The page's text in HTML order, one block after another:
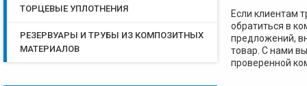
Если клиентам
обратиться в
предложений,
товар. С нами
проверенной
ТОРЦЕВЫЕ УПЛОТНЕНИЯ
РЕЗЕРВУАРЫ И ТРУБЫ ИЗ КОМПОЗИТНЫХ
МАТЕРИАЛОВ